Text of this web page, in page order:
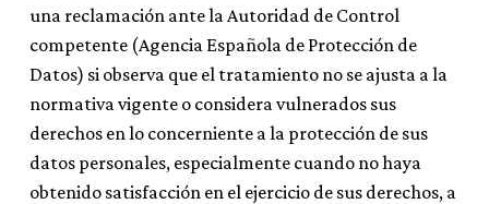
una reclamación ante la Autoridad de Control
competente (Agencia Española de Protección de
Datos) si observa que el tratamiento no se ajusta a la
normativa vigente o considera vulnerados sus
derechos en lo concerniente a la protección de sus
datos personales, especialmente cuando no haya
obtenido satisfacción en el ejercicio de sus derechos, a